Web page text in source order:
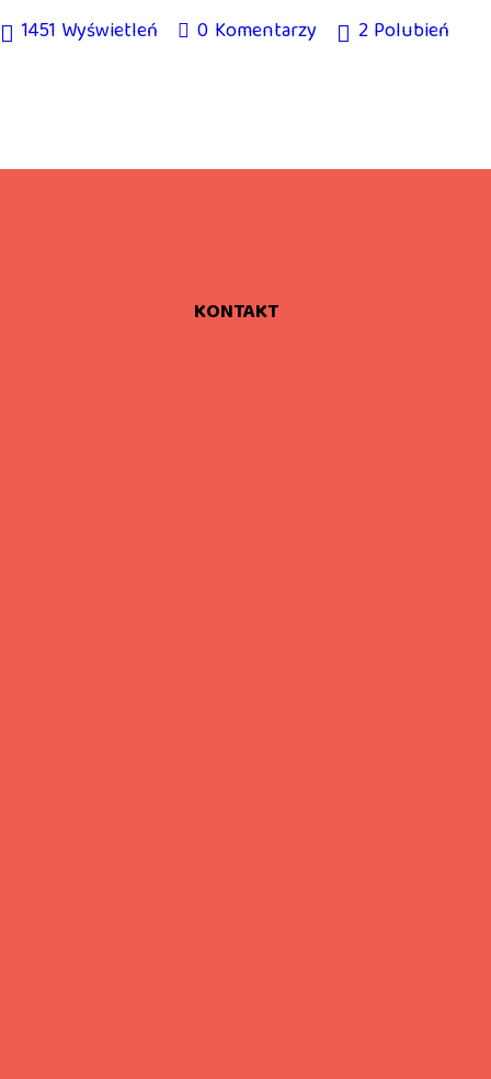
1451 Wyświetleń 0 Komentarzy 2 Polubień
KONTAKT